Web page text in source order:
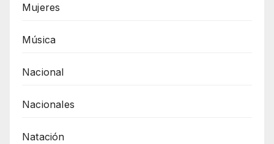
Mujeres
Música
Nacional
Nacionales
Natación